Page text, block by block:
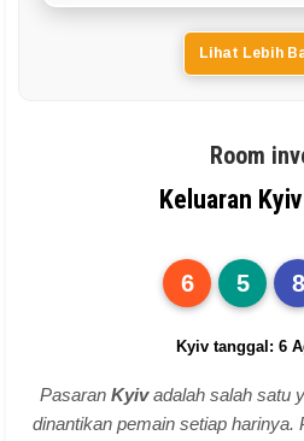
Lihat Lebih
Room
Keluaran
6 5 8
Kyiv tanggal: 6
Pasaran Kyivadalah salah satu
dinantikan pemain setiap harinya.